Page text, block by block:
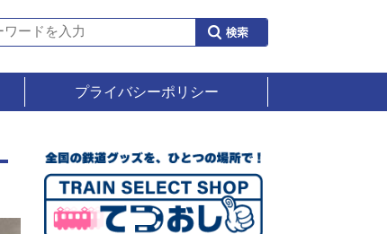
プライバシーポリシー